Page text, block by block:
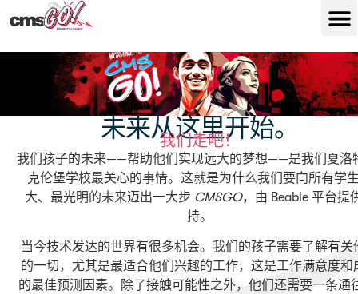
未来从这里开始。
我们走吧！
我们孩子的未来——帮助他们实现远大的梦想——是我们夏洛
克伦堡学校最关心的事情。这就是为什么我们要向所有学
大、最光明的未来迈出一大步 CMSGO，由 Beable 平台提
持。
当今技术发达的世界有很多机会。我们的孩子需要了解有关
的一切，尤其是最适合他们兴趣的工作，这是工作满意度和
的最佳预测因素。除了接触可能性之外，他们还需要一条通